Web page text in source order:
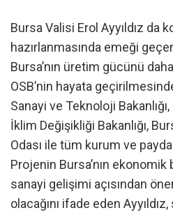
Bursa Valisi Erol Ayyıldız da
hazırlanmasında emeği
Bursa’nın üretim gücünü
OSB’nin hayata
Sanayi ve Teknoloji
İklim Değişikliği Bakanlığı,
Odası ile tüm kurum ve
Projenin Bursa’nın ekonomik
sanayi gelişimi açısından
olacağını ifade eden